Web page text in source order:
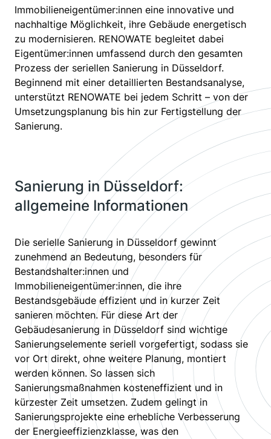
Immobilieneigentümer:innen eine innovative und
nachhaltige Möglichkeit, ihre Gebäude energetisch
zu modernisieren. RENOWATE begleitet dabei
Eigentümer:innen umfassend durch den gesamten
Prozess der seriellen Sanierung in Düsseldorf.
Beginnend mit einer detaillierten Bestandsanalyse,
unterstützt RENOWATE bei jedem Schritt – von der
Umsetzungsplanung bis hin zur Fertigstellung der
Sanierung.
Sanierung in Düsseldorf:
allgemeine Informationen
Die serielle Sanierung in Düsseldorf gewinnt
zunehmend an Bedeutung, besonders für
Bestandshalter:innen und
Immobilieneigentümer:innen, die ihre
Bestandsgebäude effizient und in kurzer Zeit
sanieren möchten. Für diese Art der
Gebäudesanierung in Düsseldorf sind wichtige
Sanierungselemente seriell vorgefertigt, sodass sie
vor Ort direkt, ohne weitere Planung, montiert
werden können. So lassen sich
Sanierungsmaßnahmen kosteneffizient und in
kürzester Zeit umsetzen. Zudem gelingt in
Sanierungsprojekte eine erhebliche Verbesserung
der Energieeffizienzklasse, was den